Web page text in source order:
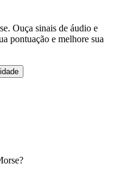
Ouça sinais de áudio e
pontuação e melhore sua